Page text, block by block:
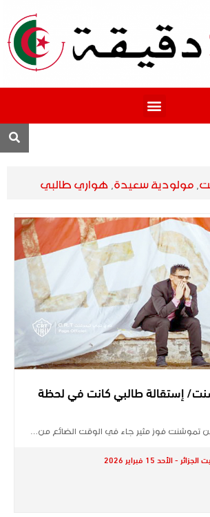
مولودية سعيدة هواري طالبي
إستقالة طالبي كانت في لحظة
فوز مثير جاء في الوقت الضائع من…